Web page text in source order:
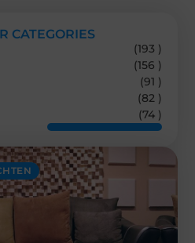
CATEGORIES
(193 )
(156 )
(91 )
(82 )
(74 )